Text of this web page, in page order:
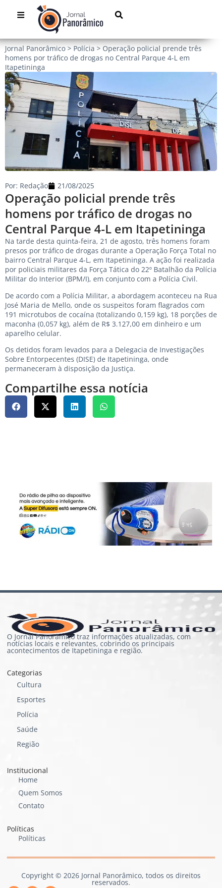
Jornal Panorâmico > Polícia > Operação policial prende três
homens por tráfico de drogas no Central Parque 4-L em
Itapetininga
Operação policial prende três
homens por tráfico de drogas no
Central Parque 4-L em Itapetininga
Por: Redação 21/08/2025
Na tarde desta quinta-feira, 21 de agosto, três homens foram
presos por tráfico de drogas durante a Operação Força Total no
bairro Central Parque 4-L, em Itapetininga. A ação foi realizada
por policiais militares da Força Tática do 22º Batalhão da Polícia
Militar do Interior (BPM/I), em conjunto com a Polícia Civil.
De acordo com a Polícia Militar, a abordagem aconteceu na Rua
José Maria de Mello, onde os suspeitos foram flagrados com
191 microtubos de cocaína (totalizando 0,159 kg), 18 porções de
maconha (0,057 kg), além de R$ 3.127,00 em dinheiro e um
aparelho celular.
Os detidos foram levados para a Delegacia de Investigações
Sobre Entorpecentes (DISE) de Itapetininga, onde
permaneceram à disposição da Justiça.
Compartilhe essa notícia
O Jornal Panorâmico traz informações atualizadas, com
notícias locais e relevantes, cobrindo os principais
acontecimentos de Itapetininga e região.
Categorias
Cultura
Esportes
Polícia
Saúde
Região
Institucional
Home
Quem Somos
Contato
Políticas
Políticas
Copyright © 2026 Jornal Panorâmico, todos os direitos
reservados.